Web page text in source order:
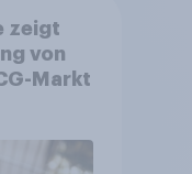
zeigt
von
Markt